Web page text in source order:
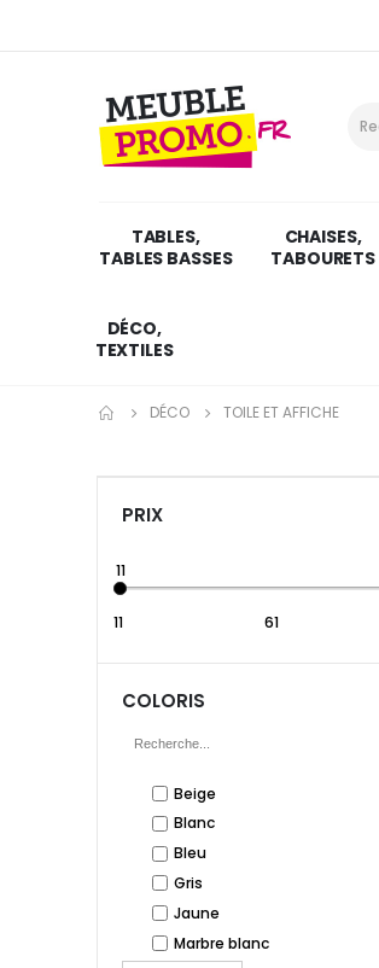
TABLES,
TABLES BASSES
CHAISES,
TABOURETS
DÉCO,
TEXTILES
DÉCO TOILE ET AFFICHE
PRIX
11
11 61
COLORIS
Beige
Blanc
Bleu
Gris
Jaune
Marbre blanc